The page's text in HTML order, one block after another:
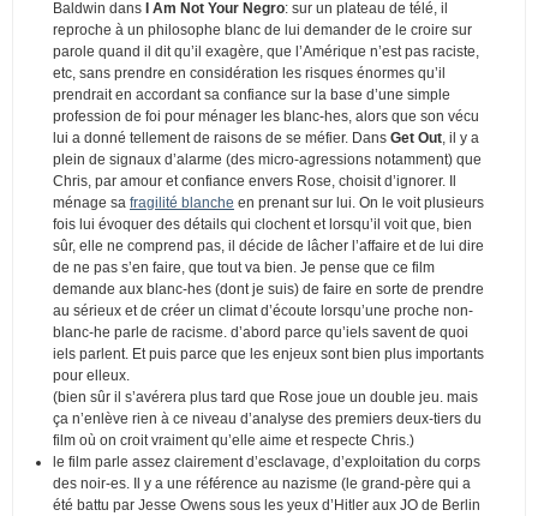
Baldwin dans I Am Not Your Negro: sur un plateau de télé, il
reproche à un philosophe blanc de lui demander de le croire sur
parole quand il dit qu’il exagère, que l’Amérique n’est pas raciste,
etc, sans prendre en considération les risques énormes qu’il
prendrait en accordant sa confiance sur la base d’une simple
profession de foi pour ménager les blanc-hes, alors que son vécu
lui a donné tellement de raisons de se méfier. Dans Get Out , il y a
plein de signaux d’alarme (des micro-agressions notamment) que
Chris, par amour et confiance envers Rose, choisit d’ignorer. Il
ménage sa fragilité blanche en prenant sur lui. On le voit plusieurs
fois lui évoquer des détails qui clochent et lorsqu’il voit que, bien
sûr, elle ne comprend pas, il décide de lâcher l’affaire et de lui dire
de ne pas s’en faire, que tout va bien. Je pense que ce film
demande aux blanc-hes (dont je suis) de faire en sorte de prendre
au sérieux et de créer un climat d’écoute lorsqu’une proche non-
blanc-he parle de racisme. d’abord parce qu’iels savent de quoi
iels parlent. Et puis parce que les enjeux sont bien plus importants
pour elleux.
(bien sûr il s’avérera plus tard que Rose joue un double jeu. mais
ça n’enlève rien à ce niveau d’analyse des premiers deux-tiers du
film où on croit vraiment qu’elle aime et respecte Chris.)
le film parle assez clairement d’esclavage, d’exploitation du corps
des noir-es. Il y a une référence au nazisme (le grand-père qui a
été battu par Jesse Owens sous les yeux d’Hitler aux JO de Berlin